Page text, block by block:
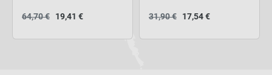
64,70 € 19,41 € 31,90 € 17,54 €